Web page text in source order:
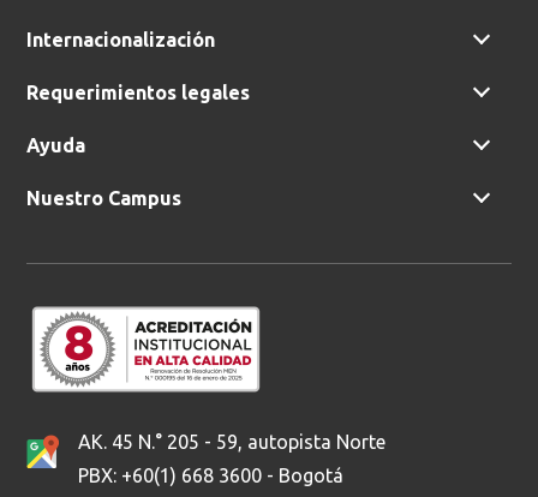
Internacionalización
Requerimientos legales
Ayuda
Nuestro Campus
AK. 45 N.° 205 - 59, autopista Norte
PBX: +60(1) 668 3600 - Bogotá